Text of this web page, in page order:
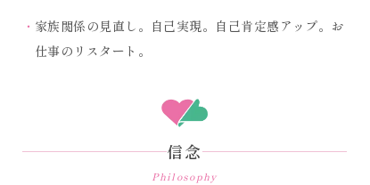
家族関係の見直し。自己実現。自己肯定感アップ。お
仕事のリスタート。
信念
Philosophy